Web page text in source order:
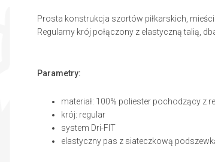
Prosta konstrukcja szortów piłkarskich,
Regularny krój połączony z elastyczną talią,
Parametry:
materiał: 100% poliester pochodzący z
krój: regular
system Dri-FIT
elastyczny pas z siateczkową